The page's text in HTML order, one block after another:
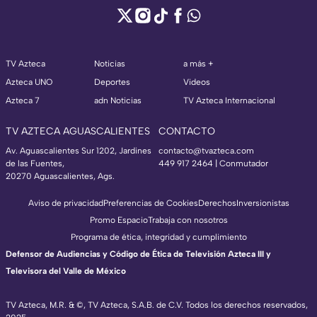
TV Azteca
Azteca UNO
Azteca 7
Noticias
Deportes
adn Noticias
a más +
Videos
TV Azteca Internacional
TV AZTECA AGUASCALIENTES
Av. Aguascalientes Sur 1202, Jardines
de las Fuentes,
20270 Aguascalientes, Ags.
CONTACTO
contacto@tvazteca.com
449 917 2464 | Conmutador
TV Azteca, M.R. & ©, TV Azteca, S.A.B. de C.V. Todos los derechos reservados,
Aviso de privacidadPreferencias de CookiesDerechosInversionistas
Promo EspacioTrabaja con nosotros
Programa de ética, integridad y cumplimiento
Defensor de Audiencias y Código de Ética de Televisión Azteca III y
Televisora del Valle de México